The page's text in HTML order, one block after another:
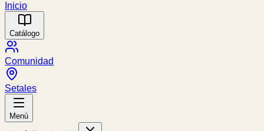
Inicio
Catálogo
Comunidad
Setales
Menú